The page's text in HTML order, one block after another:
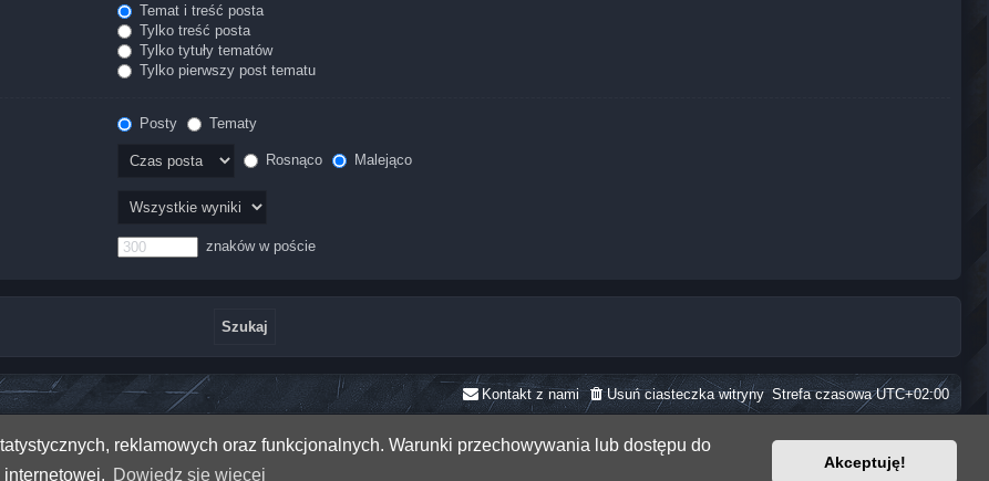
reklamowych oraz funkcjonalnych. Warunki przechowywania lub dostępu do
Dowiedz się więcej
Akceptuję!
Temat i treść posta
Tylko treść posta
Tylko tytuły tematów
Tylko pierwszy post tematu
Posty
Tematy
Rosnąco Malejąco
znaków w poście
Strefa czasowaUTC+02:00
Usuń ciasteczka witryny
Kontakt z nami
Zasady ochrony danych osobowych